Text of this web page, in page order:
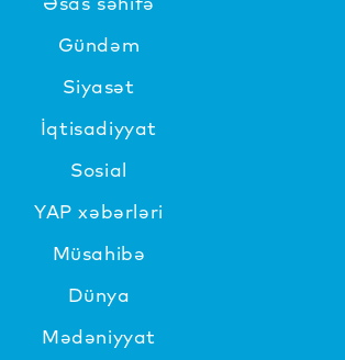
Gündəm
Siyasət
İqtisadiyyat
Sosial
YAP xəbərləri
Müsahibə
Dünya
Mədəniyyat